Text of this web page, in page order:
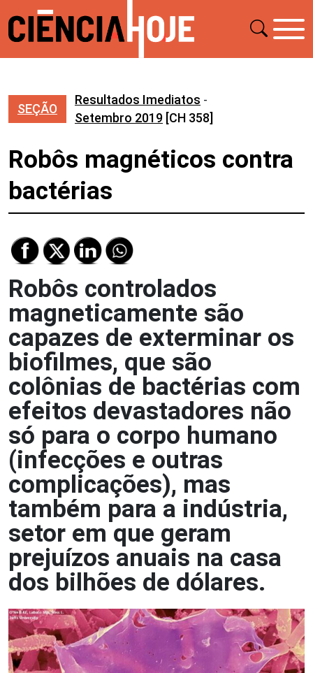
SEÇÃO
Resultados Imediatos -
Setembro 2019 [CH 358]
Robôs magnéticos contra
bactérias
Robôs controlados
magneticamente são
capazes de exterminar os
biofilmes, que são
colônias de bactérias com
efeitos devastadores não
só para o corpo humano
(infecções e outras
complicações), mas
também para a indústria,
setor em que geram
prejuízos anuais na casa
dos bilhões de dólares.